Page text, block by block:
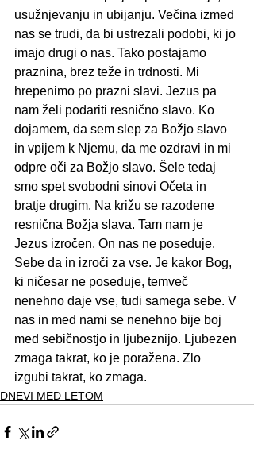
usužnjevanju in ubijanju. Večina izmed
nas se trudi, da bi ustrezali podobi, ki jo
imajo drugi o nas. Tako postajamo
praznina, brez teže in trdnosti. Mi
hrepenimo po prazni slavi. Jezus pa
nam želi podariti resnično slavo. Ko
dojamem, da sem slep za Božjo slavo
in vpijem k Njemu, da me ozdravi in mi
odpre oči za Božjo slavo. Šele tedaj
smo spet svobodni sinovi Očeta in
bratje drugim. Na križu se razodene
resnična Božja slava. Tam nam je
Jezus izročen. On nas ne poseduje.
Sebe da in izroči za vse. Je kakor Bog,
ki ničesar ne poseduje, temveč
nenehno daje vse, tudi samega sebe. V
nas in med nami se nenehno bije boj
med sebičnostjo in ljubeznijo. Ljubezen
zmaga takrat, ko je poražena. Zlo
izgubi takrat, ko zmaga.
DNEVI MED LETOM